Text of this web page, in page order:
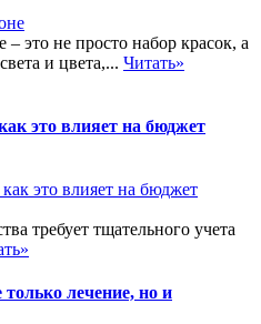
это не просто набор красок, а
и цвета,... Читать»
это влияет на бюджет
требует тщательного учета
лечение, но и